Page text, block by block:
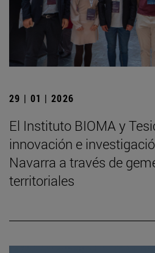
29 | 01 | 2026
El Instituto BIOMA y
innovación e
Navarra a través de
territoriales